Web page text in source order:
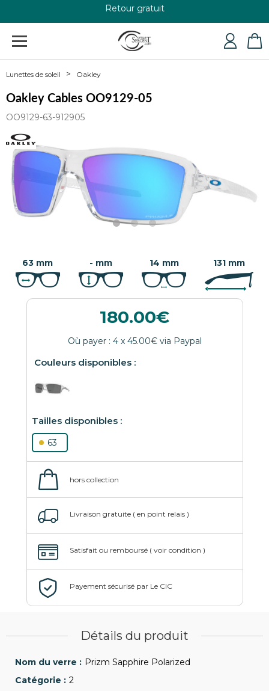
+33 4 79 24 76 84
Lunettes de soleil Oakley
Oakley Cables OO9129-05
OO9129-63-912905
63 mm - mm 14 mm 131 mm
180.00
63
Détails du produit
Prizm Sapphire Polarized
2